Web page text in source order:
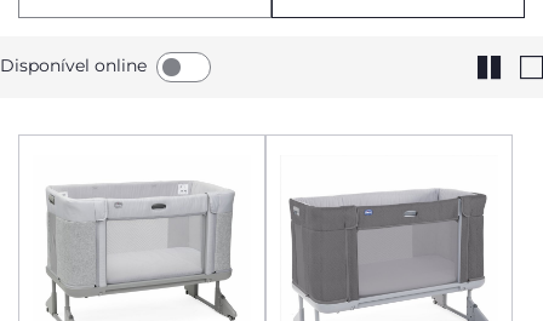
Disponível online